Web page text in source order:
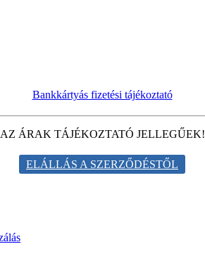
Bankkártyás fizetési tájékoztató
AZ ÁRAK TÁJÉKOZTATÓ JELLEGŰEK!
ELÁLLÁS A SZERZŐDÉSTŐL